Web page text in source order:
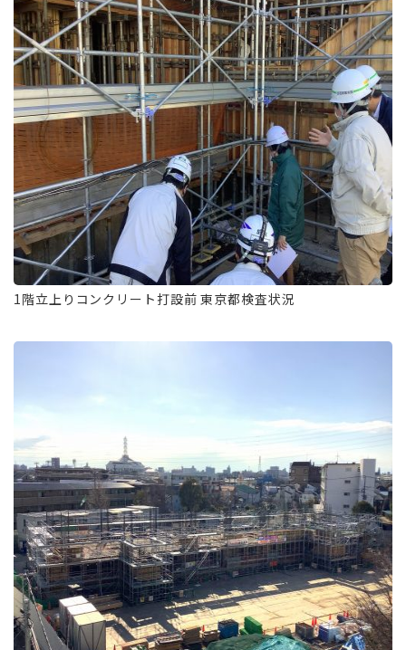
1階立上りコンクリート打設前 東京都検査状況